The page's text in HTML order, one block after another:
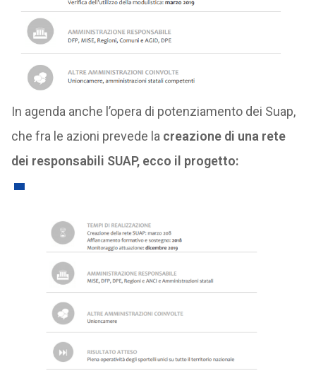
In agenda anche l’opera di potenziamento dei Suap,
che fra le azioni prevede lacreazione di una rete
dei responsabili SUAP, ecco il progetto: